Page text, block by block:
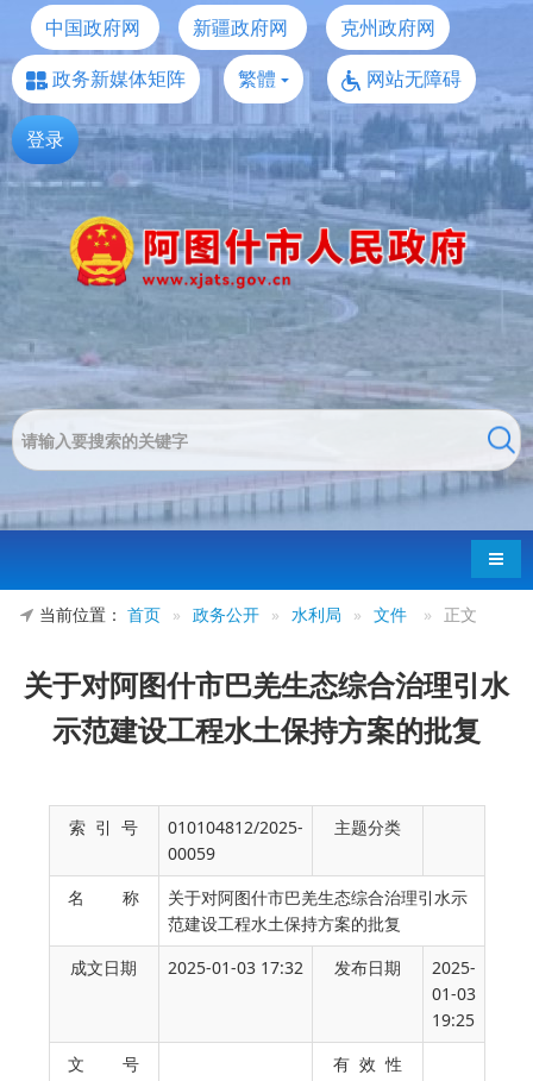
中国政府网 新疆政府网
克州政府网
政务新媒体矩阵
繁體 网站无障碍
登录
导航
当前位置： 首页 » 政务公开 » 水利局 » 文件 » 正文
关于对阿图什市巴羌生态综合治理引水
示范建设工程水土保持方案的批复
索 引 号
010104812/2025-
00059
主题分类
名 称
关于对阿图什市巴羌生态综合治理引水示
范建设工程水土保持方案的批复
成文日期
2025-01-03 17:32 发布日期
2025-
01-03
19:25
文 号
有 效 性
阿图什市水管站：